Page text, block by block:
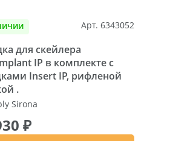
Арт. 6343052
для скейлера
IP в комплекте с
Insert IP, рифленой
.
Sirona
₽